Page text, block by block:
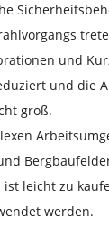
und
und die
groß.
ist leicht zu
werden.